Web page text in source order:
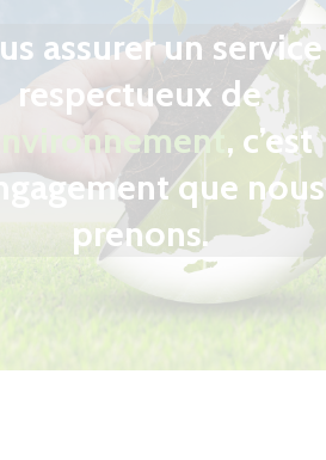
assurer un service
respectueux de
environnement, c’est
que nous
prenons.